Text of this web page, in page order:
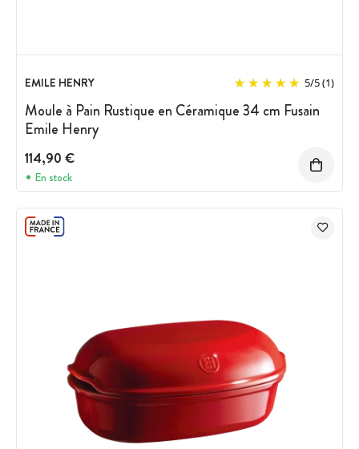
EMILE HENRY 5/5(1)
Moule à Pain Rustique en Céramique 34 cm Fusain
Emile Henry
114,90 €
En stock